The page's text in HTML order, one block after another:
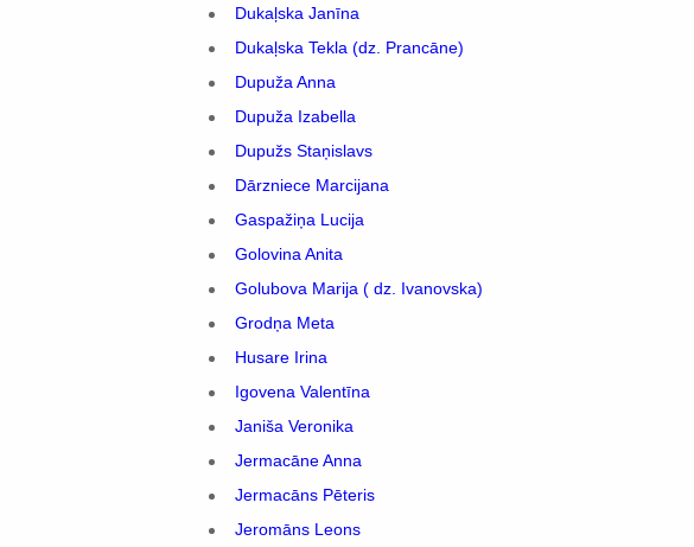
Dukaļska Janīna
Dukaļska Tekla (dz. Prancāne)
Dupuža Anna
Dupuža Izabella
Dupužs Staņislavs
Dārzniece Marcijana
Gaspažiņa Lucija
Golovina Anita
Golubova Marija ( dz. Ivanovska)
Grodņa Meta
Husare Irina
Igovena Valentīna
Janiša Veronika
Jermacāne Anna
Jermacāns Pēteris
Jeromāns Leons